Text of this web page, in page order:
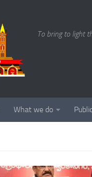
To bring to light
What we do